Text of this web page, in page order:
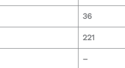
36
221
–